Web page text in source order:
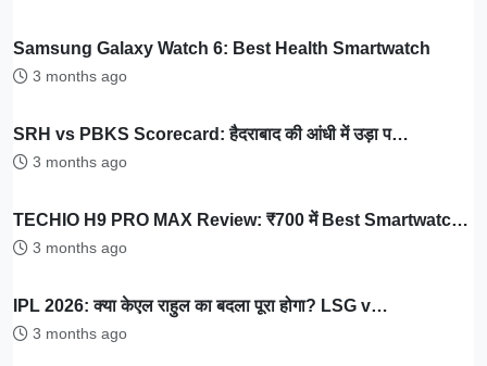
Samsung Galaxy Watch 6: Best Health Smartwatch
3 months ago
SRH vs PBKS Scorecard: हैदराबाद की आंधी में उड़ा प…
3 months ago
TECHIO H9 PRO MAX Review: ₹700 में Best Smartwatc…
3 months ago
IPL 2026: क्या केएल राहुल का बदला पूरा होगा? LSG v…
3 months ago